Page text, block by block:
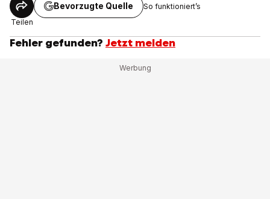
Teilen
Bevorzugte Quelle So funktioniert’s
Fehler gefunden? Jetzt melden